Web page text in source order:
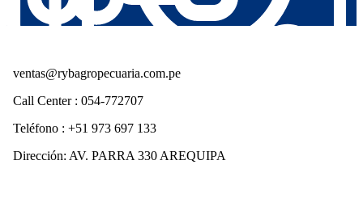
ventas@rybagropecuaria.com.pe
Call Center : 054-772707
Teléfono : +51 973 697 133
Dirección: AV. PARRA 330 AREQUIPA